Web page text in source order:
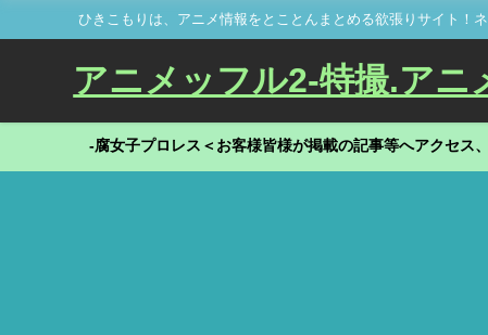
ひきこもりは、アニメ情報をとことんまとめる欲張りサイト！
アニメッフル2-特撮.アニ
-腐女子プロレス＜お客様皆様が掲載の記事等へアクセス